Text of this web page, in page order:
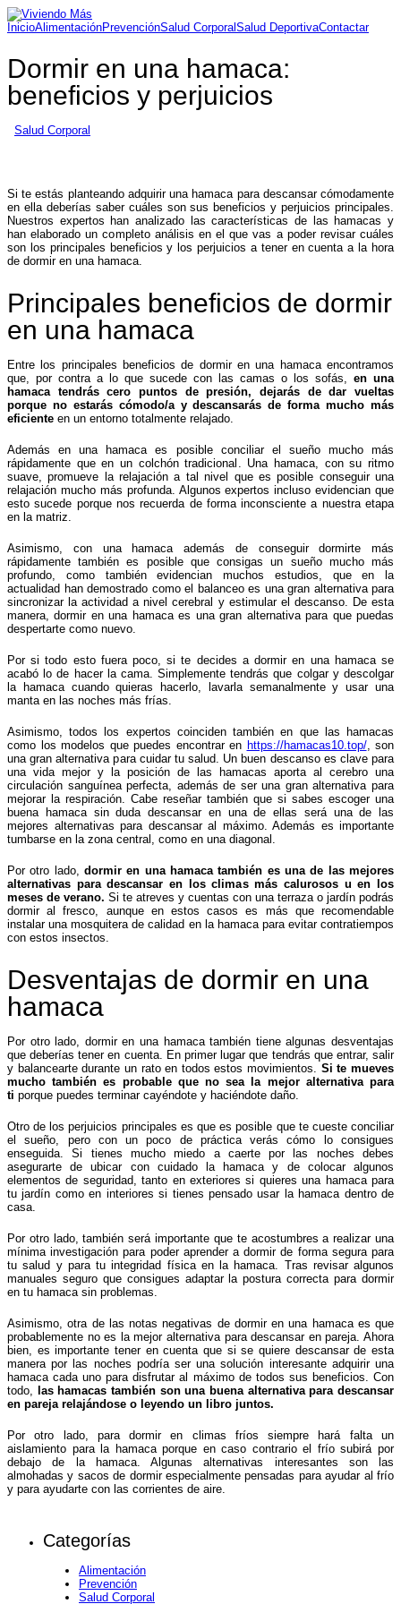
InicioAlimentaciónPrevenciónSalud CorporalSalud DeportivaContactar
Dormir en una hamaca:
beneficios y perjuicios
Salud Corporal
Si te estás planteando adquirir una hamaca para descansar cómodamente
en ella deberías saber cuáles son sus beneficios y perjuicios principales.
Nuestros expertos han analizado las características de las hamacas y
han elaborado un completo análisis en el que vas a poder revisar cuáles
son los principales beneficios y los perjuicios a tener en cuenta a la hora
de dormir en una hamaca.
Principales beneficios de dormir
en una hamaca
Entre los principales beneficios de dormir en una hamaca encontramos
que, por contra a lo que sucede con las camas o los sofás, en una
hamaca tendrás cero puntos de presión, dejarás de dar vueltas
porque no estarás cómodo/a y descansarás de forma mucho más
eficiente en un entorno totalmente relajado.
Además en una hamaca es posible conciliar el sueño mucho más
rápidamente que en un colchón tradicional. Una hamaca, con su ritmo
suave, promueve la relajación a tal nivel que es posible conseguir una
relajación mucho más profunda. Algunos expertos incluso evidencian que
esto sucede porque nos recuerda de forma inconsciente a nuestra etapa
en la matriz.
Asimismo, con una hamaca además de conseguir dormirte más
rápidamente también es posible que consigas un sueño mucho más
profundo, como también evidencian muchos estudios, que en la
actualidad han demostrado como el balanceo es una gran alternativa para
sincronizar la actividad a nivel cerebral y estimular el descanso. De esta
manera, dormir en una hamaca es una gran alternativa para que puedas
despertarte como nuevo.
Por si todo esto fuera poco, si te decides a dormir en una hamaca se
acabó lo de hacer la cama. Simplemente tendrás que colgar y descolgar
la hamaca cuando quieras hacerlo, lavarla semanalmente y usar una
manta en las noches más frías.
Asimismo, todos los expertos coinciden también en que las hamacas
como los modelos que puedes encontrar en https://hamacas10.top/, son
una gran alternativa para cuidar tu salud. Un buen descanso es clave para
una vida mejor y la posición de las hamacas aporta al cerebro una
circulación sanguínea perfecta, además de ser una gran alternativa para
mejorar la respiración. Cabe reseñar también que si sabes escoger una
buena hamaca sin duda descansar en una de ellas será una de las
mejores alternativas para descansar al máximo. Además es importante
tumbarse en la zona central, como en una diagonal.
Por otro lado, dormir en una hamaca también es una de las mejores
alternativas para descansar en los climas más calurosos u en los
meses de verano. Si te atreves y cuentas con una terraza o jardín podrás
dormir al fresco, aunque en estos casos es más que recomendable
instalar una mosquitera de calidad en la hamaca para evitar contratiempos
con estos insectos.
Desventajas de dormir en una
hamaca
Por otro lado, dormir en una hamaca también tiene algunas desventajas
que deberías tener en cuenta. En primer lugar que tendrás que entrar, salir
y balancearte durante un rato en todos estos movimientos. Si te mueves
mucho también es probable que no sea la mejor alternativa para
ti porque puedes terminar cayéndote y haciéndote daño.
Otro de los perjuicios principales es que es posible que te cueste conciliar
el sueño, pero con un poco de práctica verás cómo lo consigues
enseguida. Si tienes mucho miedo a caerte por las noches debes
asegurarte de ubicar con cuidado la hamaca y de colocar algunos
elementos de seguridad, tanto en exteriores si quieres una hamaca para
tu jardín como en interiores si tienes pensado usar la hamaca dentro de
casa.
Por otro lado, también será importante que te acostumbres a realizar una
mínima investigación para poder aprender a dormir de forma segura para
tu salud y para tu integridad física en la hamaca. Tras revisar algunos
manuales seguro que consigues adaptar la postura correcta para dormir
en tu hamaca sin problemas.
Asimismo, otra de las notas negativas de dormir en una hamaca es que
probablemente no es la mejor alternativa para descansar en pareja. Ahora
bien, es importante tener en cuenta que si se quiere descansar de esta
manera por las noches podría ser una solución interesante adquirir una
hamaca cada uno para disfrutar al máximo de todos sus beneficios. Con
todo, las hamacas también son una buena alternativa para descansar
en pareja relajándose o leyendo un libro juntos.
Por otro lado, para dormir en climas fríos siempre hará falta un
aislamiento para la hamaca porque en caso contrario el frío subirá por
debajo de la hamaca. Algunas alternativas interesantes son las
almohadas y sacos de dormir especialmente pensadas para ayudar al frío
y para ayudarte con las corrientes de aire.
Categorías
Alimentación
Prevención
Salud Corporal